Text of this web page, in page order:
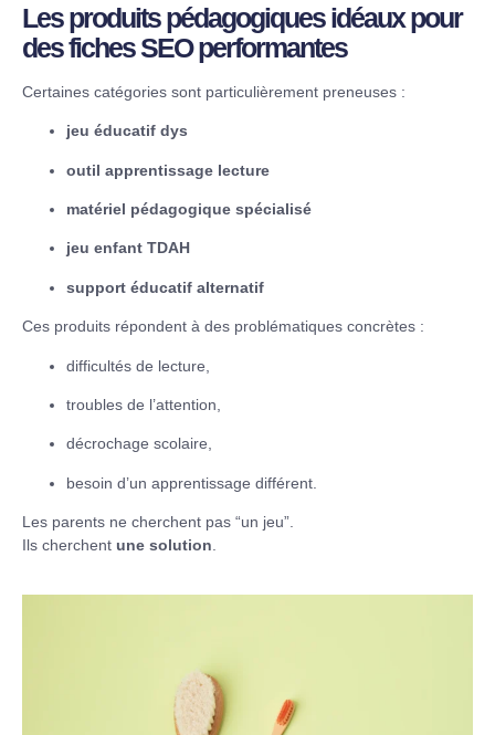
Les produits pédagogiques idéaux pour
des fiches SEO performantes
Certaines catégories sont particulièrement preneuses :
jeu éducatif dys
outil apprentissage lecture
matériel pédagogique spécialisé
jeu enfant TDAH
support éducatif alternatif
Ces produits répondent à des problématiques concrètes :
difficultés de lecture,
troubles de l’attention,
décrochage scolaire,
besoin d’un apprentissage différent.
Les parents ne cherchent pas “un jeu”.
Ils cherchent une solution